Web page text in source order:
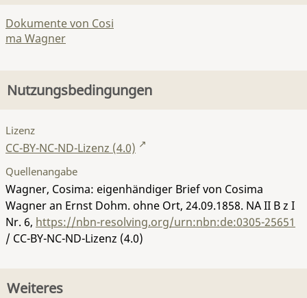
Dokumente von Cosi
ma Wagner
Nutzungsbedingungen
Lizenz
CC-BY-NC-ND-Lizenz (4.0)
Quellenangabe
Wagner, Cosima: eigenhändiger Brief von Cosima
Wagner an Ernst Dohm. ohne Ort, 24.09.1858. NA II B z I
Nr. 6, https://nbn-resolving.org/urn:nbn:de:0305-25651
/ CC-BY-NC-ND-Lizenz (4.0)
Weiteres